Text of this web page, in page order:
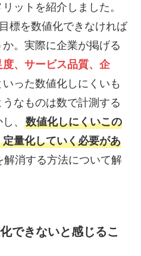
ットを紹介しました。
標を数値化できなければ
。実際に企業が掲げる
度、サービス品質、企
いった数値化しにくいも
なものは数で計測する
、
数値化しにくいこの
量化していく必要があ
解消する方法について解
できないと感じるこ